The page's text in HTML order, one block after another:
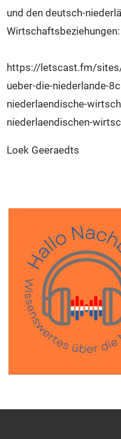
und den deutsch-
Wirtschaftsbeziehungen:
https://letscast.fm/
ueber-die-niederlande-
niederlaendische-
niederlaendischen-
Loek Geeraedts